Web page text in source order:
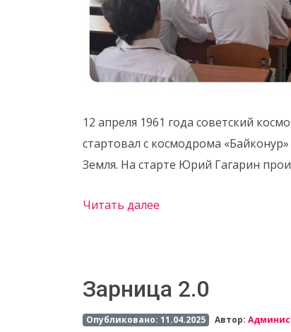
12 апреля 1961 года советский
стартовал с космодрома
Земля. На старте Юрий Гагарин
Читать далее
Зарница 2.0
Опубликовано: 11.04.2025 Автор: